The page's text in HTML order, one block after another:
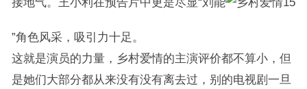
”角色风采，吸引力十足。
这就是演员的力量，乡村爱情的主演评价都不算小，但
是她们大部分都从来没有没有离去过，别的电视剧一旦